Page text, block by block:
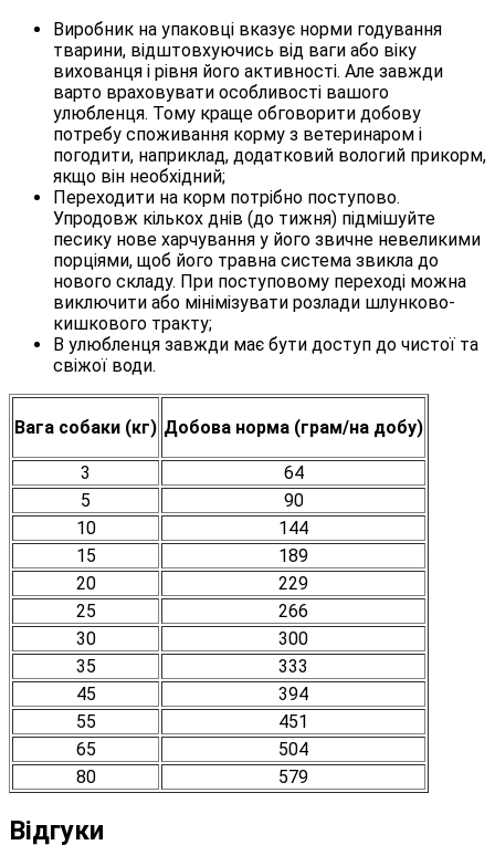
Виробник на упаковці вказує норми годування
тварини, відштовхуючись від ваги або віку
вихованця і рівня його активності. Але завжди
варто враховувати особливості вашого
улюбленця. Тому краще обговорити добову
потребу споживання корму з ветеринаром і
погодити, наприклад, додатковий вологий прикорм,
якщо він необхідний;
Переходити на корм потрібно поступово.
Упродовж кількох днів (до тижня) підмішуйте
песику нове харчування у його звичне невеликими
порціями, щоб його травна система звикла до
нового складу. При поступовому переході можна
виключити або мінімізувати розлади шлунково-
кишкового тракту;
В улюбленця завжди має бути доступ до чистої та
свіжої води.
Вага собаки (кг) Добова норма (грам/на добу)
3
64
5
90
10
144
15
189
20
229
25
266
30
300
35
333
45
394
55
451
65
504
80
579
Відгуки